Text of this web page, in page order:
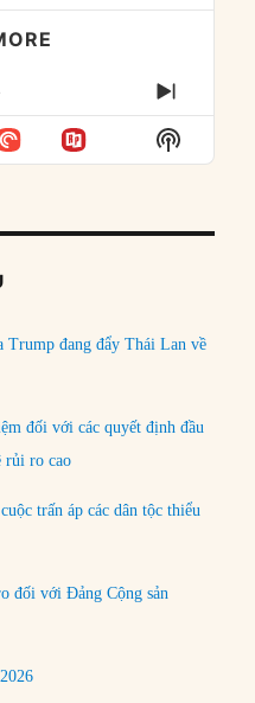
NEXT
Show
Podcast
Trump đang đẩy Thái Lan về
đối với các quyết định đầu
rủi ro cao
trấn áp các dân tộc thiểu
đối với Đảng Cộng sản